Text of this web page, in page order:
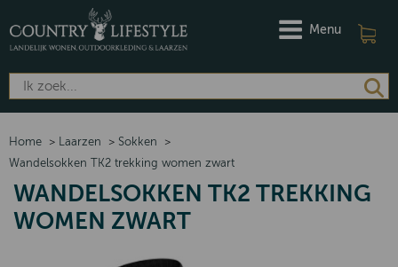
Menu
Home > Laarzen > Sokken
>
Wandelsokken TK2 trekking women zwart
WANDELSOKKEN TK2 TREKKING
WOMEN ZWART